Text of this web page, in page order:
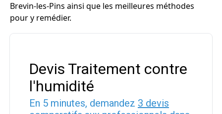
Brevin-les-Pins ainsi que les meilleures méthodes
pour y remédier.
Devis Traitement contre
l'humidité
En 5 minutes, demandez 3 devis